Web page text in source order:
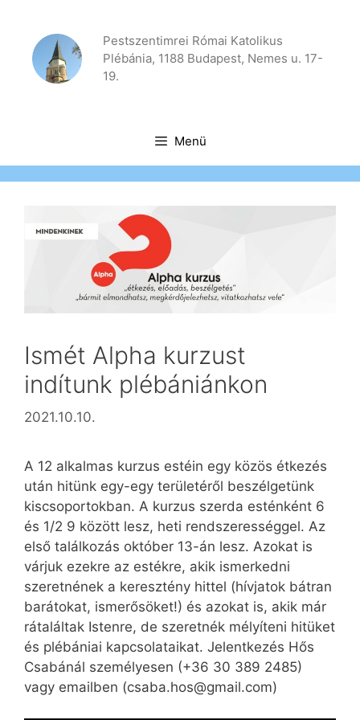
tartalomba
Pestszentimrei Római Katolikus
Plébánia, 1188 Budapest, Nemes u. 17-
19.
Menü
Ismét Alpha kurzust
indítunk plébániánkon
2021.10.10.
A 12 alkalmas kurzus estéin egy közös étkezés
után hitünk egy-egy területéről beszélgetünk
kiscsoportokban. A kurzus szerda esténként 6
és 1/2 9 között lesz, heti rendszerességgel. Az
első találkozás október 13-án lesz. Azokat is
várjuk ezekre az estékre, akik ismerkedni
szeretnének a keresztény hittel (hívjatok bátran
barátokat, ismerősöket!) és azokat is, akik már
rátaláltak Istenre, de szeretnék mélyíteni hitüket
és plébániai kapcsolataikat. Jelentkezés Hős
Csabánál személyesen (+36 30 389 2485)
vagy emailben (csaba.hos@gmail.com)